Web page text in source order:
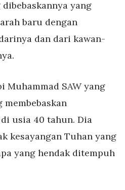
yang
baru dengan
dan dari kawan-
Muhammad SAW yang
usia 40 tahun. Dia
kesayangan Tuhan yang
yang hendak ditempuh